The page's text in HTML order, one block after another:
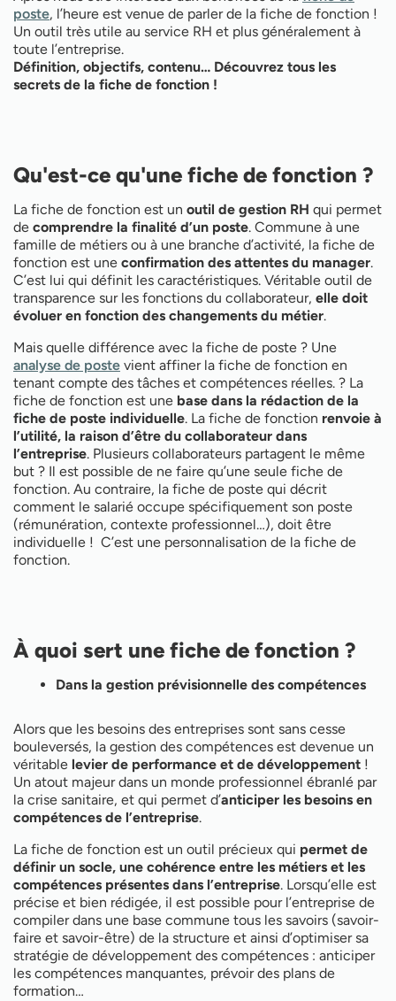
poste, l’heure est venue de parler de la fiche de fonction !
Un outil très utile au service RH et plus généralement à
toute l’entreprise.
Définition, objectifs, contenu… Découvrez tous les
secrets de la fiche de fonction !
Qu'est-ce qu'une fiche de fonction ?
La fiche de fonction est un outil de gestion RH qui permet
de comprendre la finalité d’un poste. Commune à une
famille de métiers ou à une branche d’activité, la fiche de
fonction est une confirmation des attentes du manager.
C’est lui qui définit les caractéristiques. Véritable outil de
transparence sur les fonctions du collaborateur, elle doit
évoluer en fonction des changements du métier.
Mais quelle différence avec la fiche de poste ? Une
analyse de poste vient affiner la fiche de fonction en
tenant compte des tâches et compétences réelles. ? La
fiche de fonction est une base dans la rédaction de la
fiche de poste individuelle. La fiche de fonction renvoie à
l’utilité, la raison d’être du collaborateur dans
l’entreprise. Plusieurs collaborateurs partagent le même
but ? Il est possible de ne faire qu’une seule fiche de
fonction. Au contraire, la fiche de poste qui décrit
comment le salarié occupe spécifiquement son poste
(rémunération, contexte professionnel…), doit être
individuelle ! C’est une personnalisation de la fiche de
fonction.
À quoi sert une fiche de fonction ?
Dans la gestion prévisionnelle des compétences
Alors que les besoins des entreprises sont sans cesse
bouleversés, la gestion des compétences est devenue un
véritable levier de performance et de développement !
Un atout majeur dans un monde professionnel ébranlé par
la crise sanitaire, et qui permet d’anticiper les besoins en
compétences de l’entreprise.
La fiche de fonction est un outil précieux qui permet de
définir un socle, une cohérence entre les métiers et les
compétences présentes dans l’entreprise. Lorsqu’elle est
précise et bien rédigée, il est possible pour l’entreprise de
compiler dans une base commune tous les savoirs (savoir-
faire et savoir-être) de la structure et ainsi d’optimiser sa
stratégie de développement des compétences : anticiper
les compétences manquantes, prévoir des plans de
formation…
Les avantages de la fiche de fonction
Que doit contenir une fiche de fonction ?